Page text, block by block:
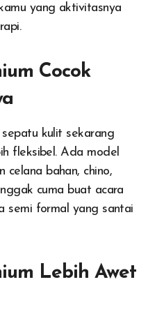
yang aktivitasnya
Cocok
kulit sekarang
fleksibel. Ada model
celana bahan, chino,
cuma buat acara
semi formal yang santai
Lebih Awet